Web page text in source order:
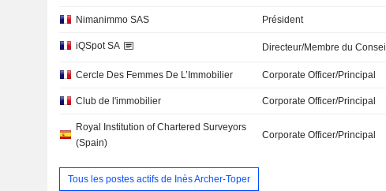
Nimanimmo SAS Président
iQSpot SA Directeur/Membre du Conseil
Cercle Des Femmes De L’Immobilier Corporate Officer/Principal
Club de l'immobilier Corporate Officer/Principal
Royal Institution of Chartered Surveyors
(Spain)
Corporate Officer/Principal
Tous les postes actifs de Inès Archer-Toper